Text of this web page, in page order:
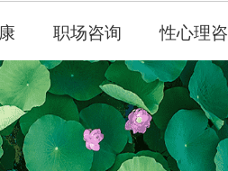
职场咨询 性心理